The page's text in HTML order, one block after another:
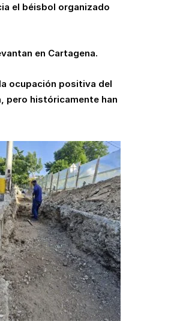
el béisbol organizado
en Cartagena.
ocupación positiva del
pero históricamente han